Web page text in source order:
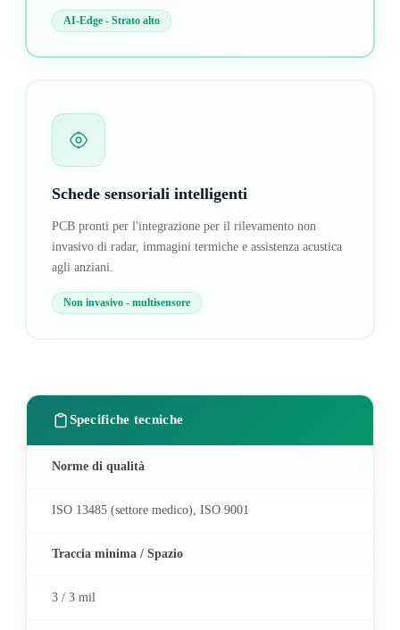
AI-Edge - Strato alto
Schede sensoriali intelligenti
PCB pronti per l'integrazione per il rilevamento non
invasivo di radar, immagini termiche e assistenza acustica
agli anziani.
Non invasivo - multisensore
Specifiche tecniche
Norme di qualità
ISO 13485 (settore medico), ISO 9001
Traccia minima / Spazio
3 / 3 mil